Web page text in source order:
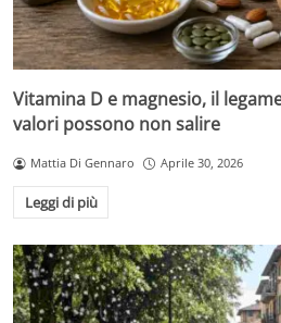
Vitamina D e magnesio, il
valori possono non salire
Mattia Di Gennaro Aprile 30, 2026
Leggi di più